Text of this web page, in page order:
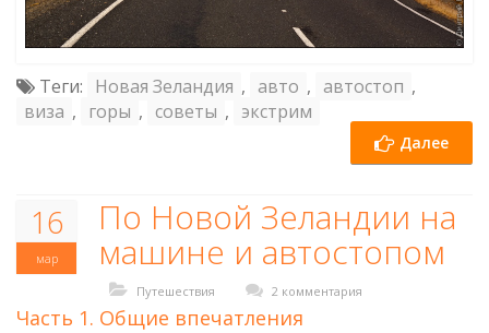
Теги: Новая Зеландия , авто , автостоп ,
виза , горы , советы , экстрим
Далее
16
мар
По Новой Зеландии на
машине и автостопом
Путешествия 2 комментария
Часть 1. Общие впечатления